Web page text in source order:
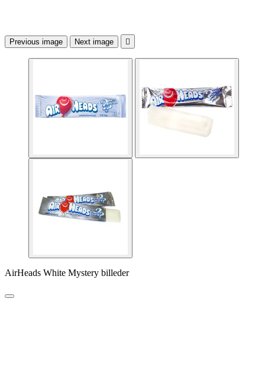
Previous image Next image 
AirHeads White Mystery billeder